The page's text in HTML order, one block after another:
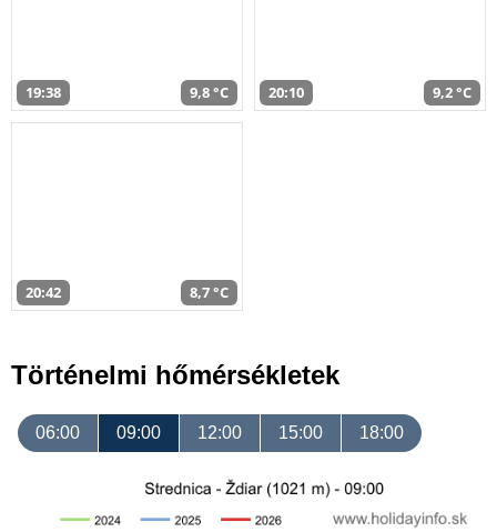
19:38 9,8 °C 20:10 9,2 °C
20:42 8,7 °C
Történelmi hőmérsékletek
06:00 09:00 12:00 15:00 18:00